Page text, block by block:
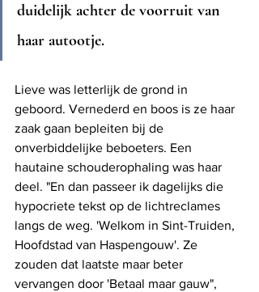
duidelijk achter de voorruit van
haar autootje.
Lieve was letterlijk de grond in
geboord. Vernederd en boos is ze haar
zaak gaan bepleiten bij de
onverbiddelijke beboeters. Een
hautaine schouderophaling was haar
deel. "En dan passeer ik dagelijks die
hypocriete tekst op de lichtreclames
langs de weg. 'Welkom in Sint-Truiden,
Hoofdstad van Haspengouw'. Ze
zouden dat laatste maar beter
vervangen door 'Betaal maar gauw",